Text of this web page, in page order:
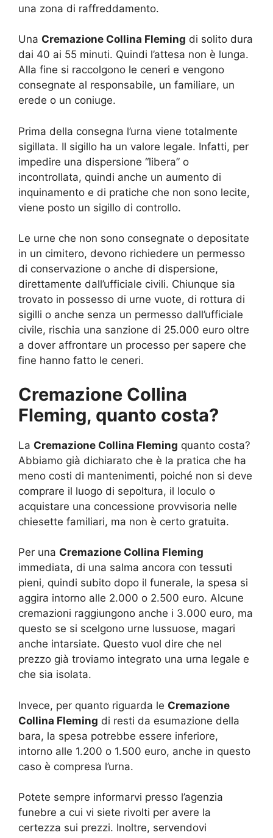
una zona di raffreddamento.
Una Cremazione Collina Fleming di solito dura
dai 40 ai 55 minuti. Quindi l’attesa non è lunga.
Alla fine si raccolgono le ceneri e vengono
consegnate al responsabile, un familiare, un
erede o un coniuge.
Prima della consegna l’urna viene totalmente
sigillata. Il sigillo ha un valore legale. Infatti, per
impedire una dispersione “libera” o
incontrollata, quindi anche un aumento di
inquinamento e di pratiche che non sono lecite,
viene posto un sigillo di controllo.
Le urne che non sono consegnate o depositate
in un cimitero, devono richiedere un permesso
di conservazione o anche di dispersione,
direttamente dall’ufficiale civili. Chiunque sia
trovato in possesso di urne vuote, di rottura di
sigilli o anche senza un permesso dall’ufficiale
civile, rischia una sanzione di 25.000 euro oltre
a dover affrontare un processo per sapere che
fine hanno fatto le ceneri.
Cremazione Collina
Fleming, quanto costa?
La Cremazione Collina Fleming quanto costa?
Abbiamo già dichiarato che è la pratica che ha
meno costi di mantenimenti, poiché non si deve
comprare il luogo di sepoltura, il loculo o
acquistare una concessione provvisoria nelle
chiesette familiari, ma non è certo gratuita.
Per una Cremazione Collina Fleming
immediata, di una salma ancora con tessuti
pieni, quindi subito dopo il funerale, la spesa si
aggira intorno alle 2.000 o 2.500 euro. Alcune
cremazioni raggiungono anche i 3.000 euro, ma
questo se si scelgono urne lussuose, magari
anche intarsiate. Questo vuol dire che nel
prezzo già troviamo integrato una urna legale e
che sia isolata.
Invece, per quanto riguarda le Cremazione
Collina Fleming di resti da esumazione della
bara, la spesa potrebbe essere inferiore,
intorno alle 1.200 o 1.500 euro, anche in questo
caso è compresa l’urna.
Potete sempre informarvi presso l’agenzia
funebre a cui vi siete rivolti per avere la
certezza sui prezzi. Inoltre, servendovi